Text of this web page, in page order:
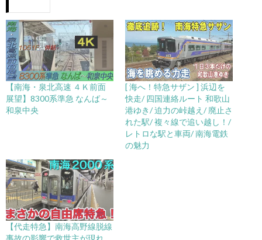
【南海・泉北高速 ４Ｋ前面
展望】8300系準急 なんば～
和泉中央
[ 海へ！特急サザン ] 浜辺を
快走/ 四国連絡ルート 和歌山
港ゆき/ 迫力の峠越え/ 廃止さ
れた駅/ 複々線で追い越し！/
レトロな駅と車両/ 南海電鉄
の魅力
【代走特急】南海高野線脱線
事故の影響で救世主が現れ